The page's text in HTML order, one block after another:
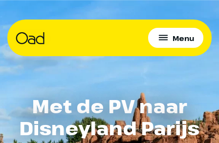
Menu
Met de PV naar
Disneyland Parijs